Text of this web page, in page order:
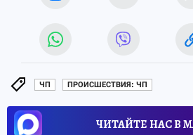
ЧП ПРОИСШЕСТВИЯ: ЧП
ЧИТАЙТЕ НАС В